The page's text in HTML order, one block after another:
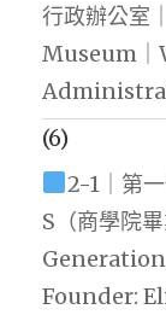
行政辦公室
Museum
(6)
2-1｜第
S（商學院
Founder: